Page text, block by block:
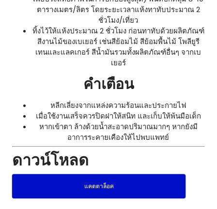
ตารางเมตร/ลิตร โดยระยะเวลาแห้งทาทับประมาณ 2
ชั่วโมง/เที่ยว
ทิ้งไว้ให้แห้งประมาณ 2 ชั่วโมง ก่อนทาทับด้วยผลิตภัณฑ์
สีงานไม้ของเบเยอร์ เช่นสีย้อมไม้ สีย้อมพื้นไม้ โพลียูรี
เทนและแลคเกอร์ สีน้ำมันรวมทั้งผลิตภัณฑ์อื่นๆ จากเบ
เยอร์
คำเตือน
หลีกเลี่ยงจากแหล่งความร้อนและประกายไฟ
เมื่อใช้งานเสร็จควรปิดฝาให้สนิท และเก็บให้พ้นมือเด็ก
หากเข้าตา ล้างด้วยน้ำสะอาดปริมาณมากๆ หากยังมี
อาการระคายเคืองให้ไปพบแพทย์
ดาวน์โหลด
แคตตาล็อค